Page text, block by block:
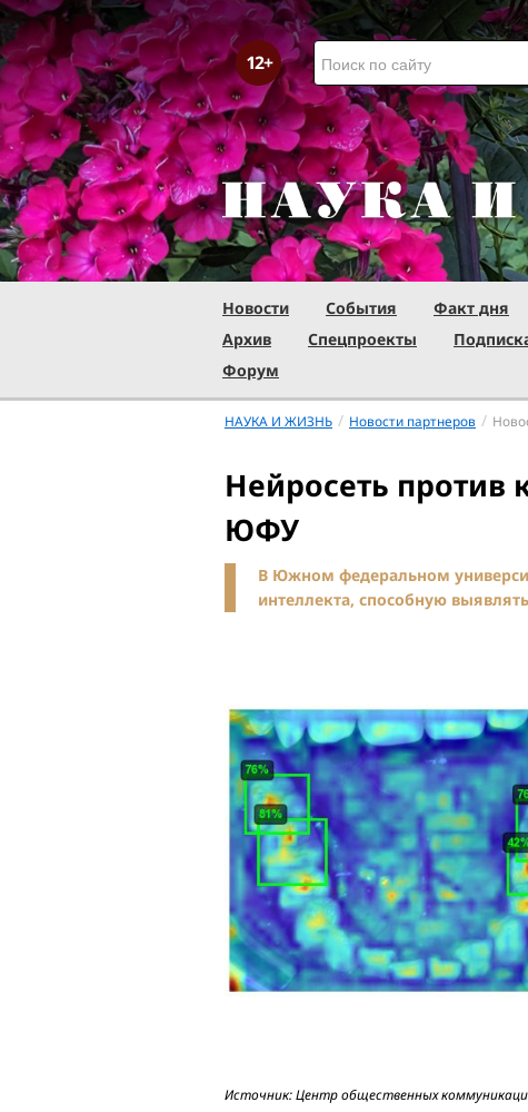
Новости События Факт дня
Архив
Спецпроекты
Форум
НАУКА И ЖИЗНЬ / Новости партнеров /
Нейросеть против
ЮФУ
В Южном федеральном
интеллекта, способную
Источник: Центр общественных